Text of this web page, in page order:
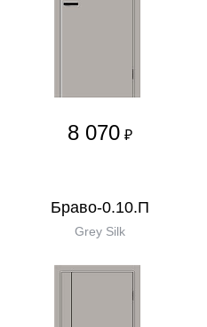
8 070 ₽
Браво-0.10.П
Grey Silk